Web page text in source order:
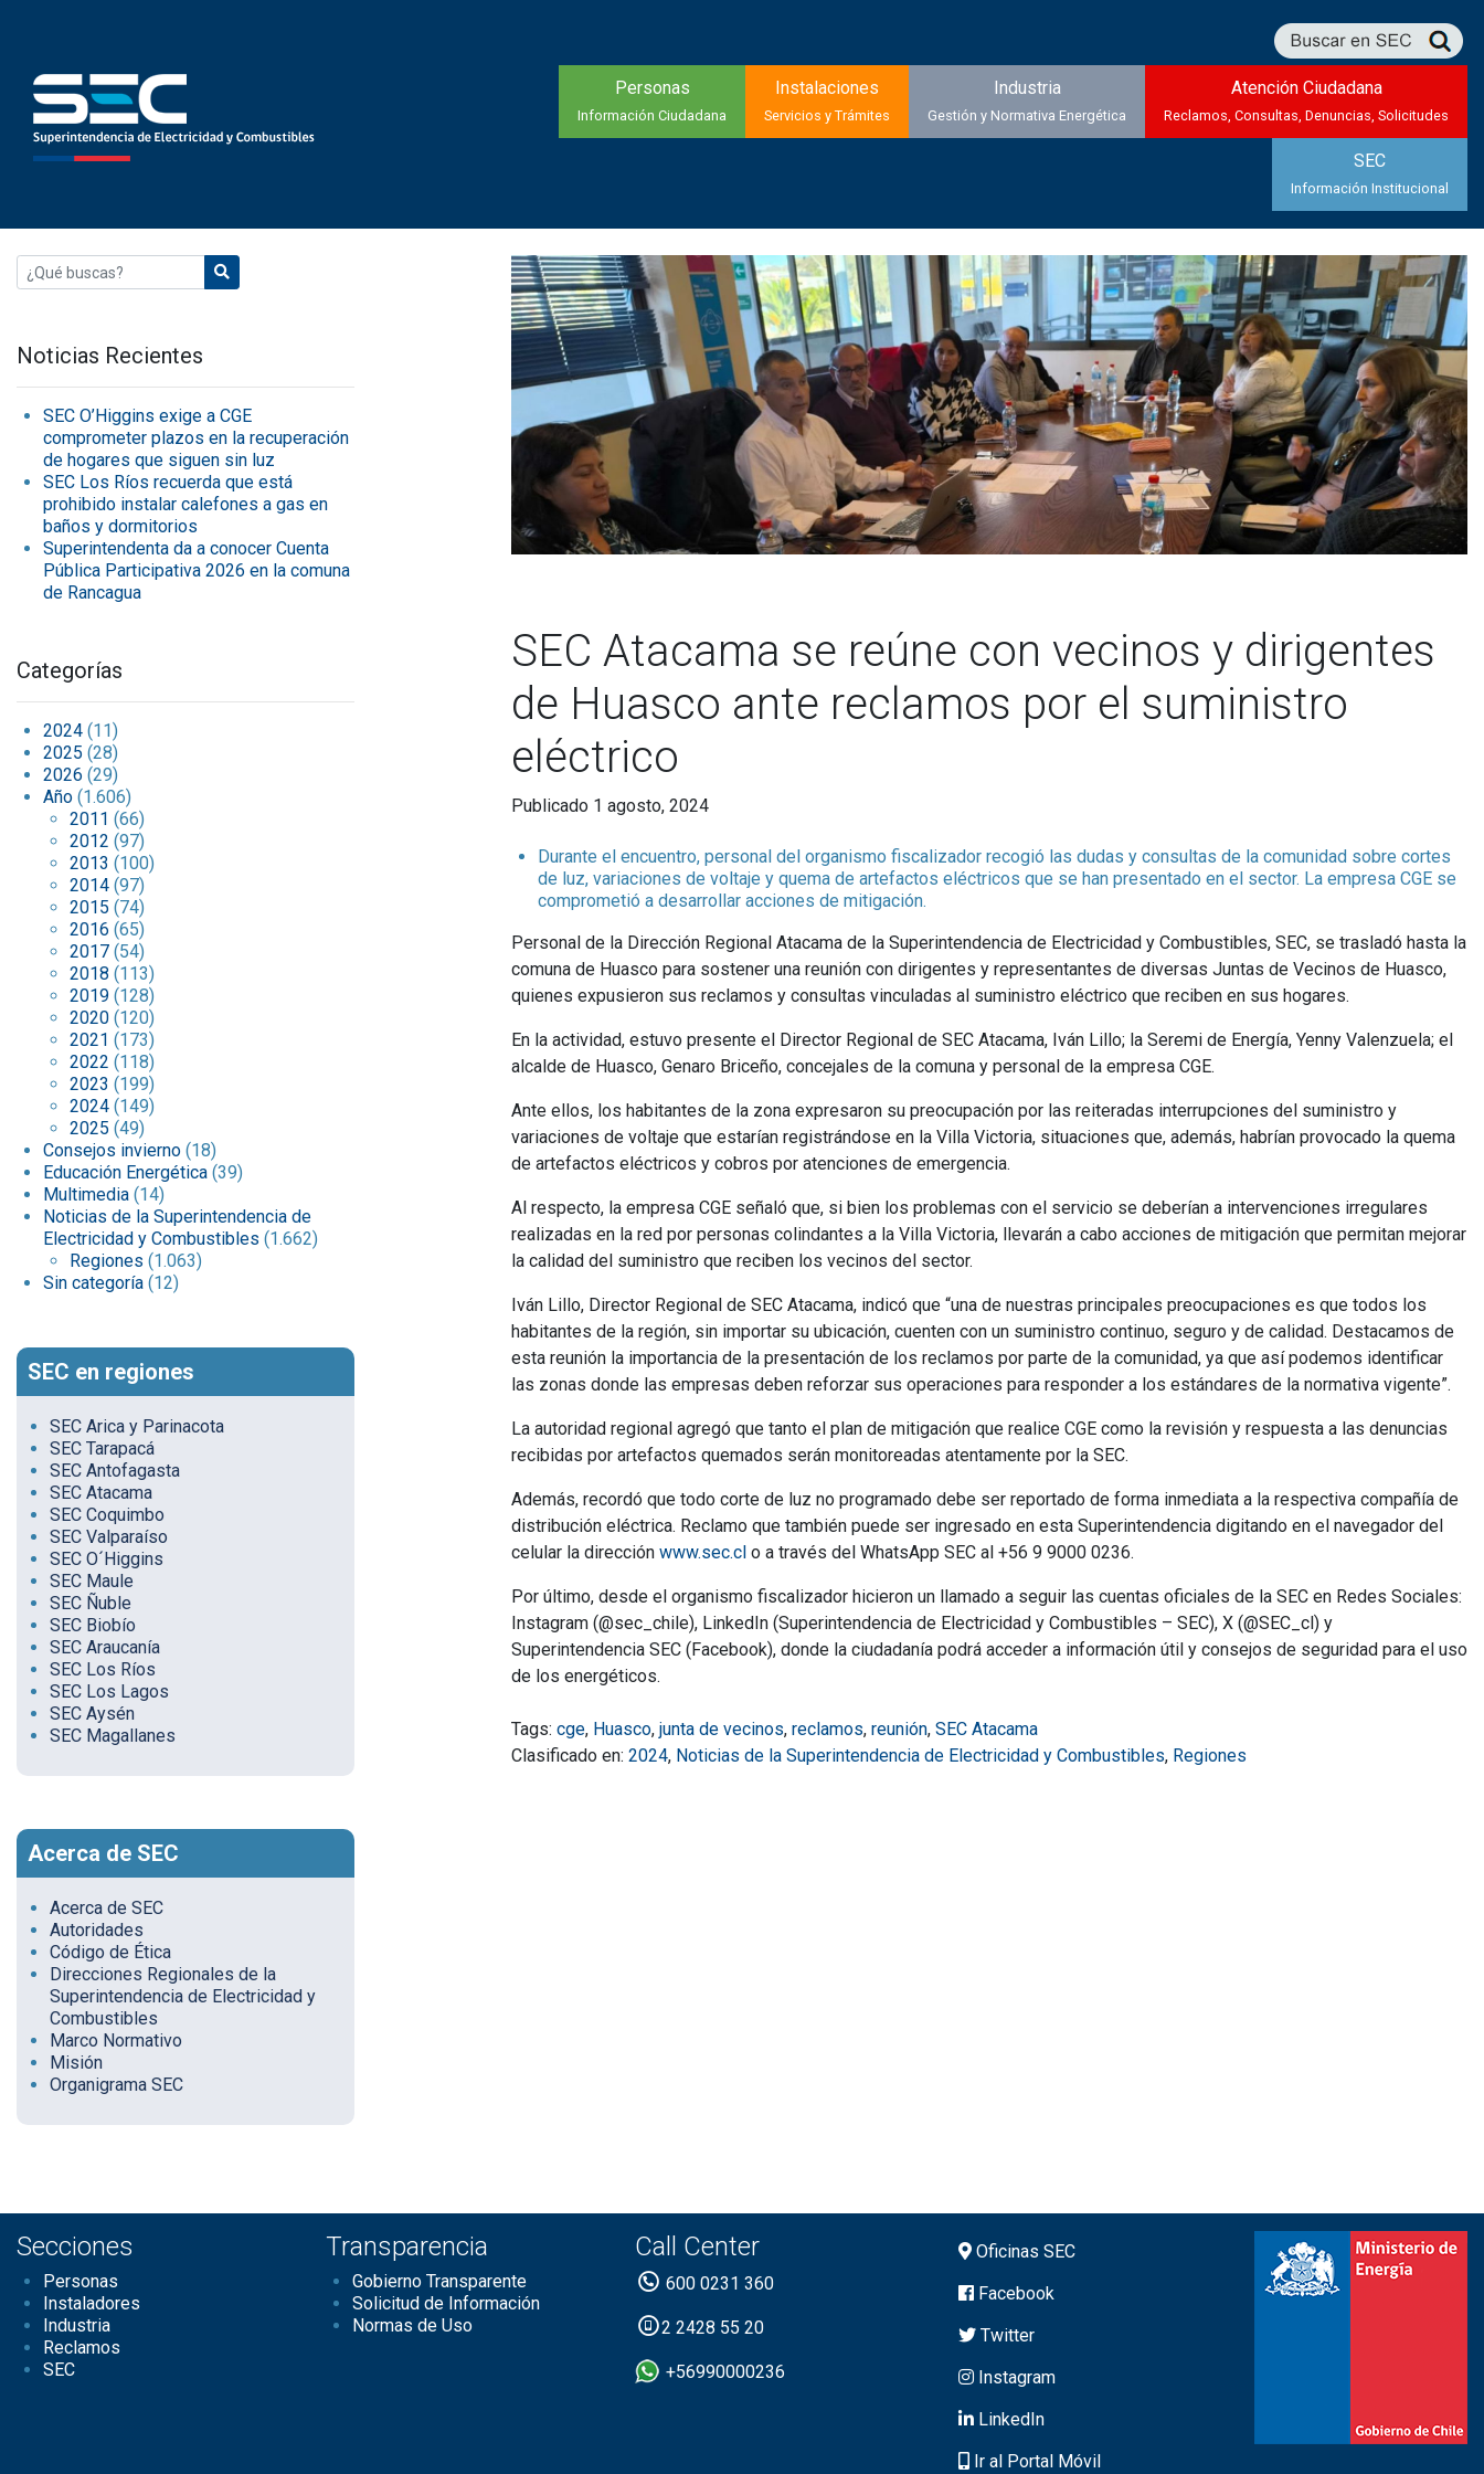
Personas
Información Ciudadana
Instalaciones
Servicios y Trámites
Industria
Gestión y Normativa Energética
Atención Ciudadana
Reclamos, Consultas, Denuncias, Solicitudes
SEC
Información Institucional
Noticias Recientes
SEC O’Higgins exige a CGE
comprometer plazos en la recuperación
de hogares que siguen sin luz
SEC Los Ríos recuerda que está
prohibido instalar calefones a gas en
baños y dormitorios
Superintendenta da a conocer Cuenta
Pública Participativa 2026 en la comuna
de Rancagua
Categorías
2024 (11)
2025 (28)
2026 (29)
Año (1.606)
2011 (66)
2012 (97)
2013 (100)
2014 (97)
2015 (74)
2016 (65)
2017 (54)
2018 (113)
2019 (128)
2020 (120)
2021 (173)
2022 (118)
2023 (199)
2024 (149)
2025 (49)
Consejos invierno (18)
Educación Energética (39)
Multimedia (14)
Noticias de la Superintendencia de
Electricidad y Combustibles (1.662)
Regiones (1.063)
Sin categoría (12)
SEC en regiones
SEC Arica y Parinacota
SEC Tarapacá
SEC Antofagasta
SEC Atacama
SEC Coquimbo
SEC Valparaíso
SEC O´Higgins
SEC Maule
SEC Ñuble
SEC Biobío
SEC Araucanía
SEC Los Ríos
SEC Los Lagos
SEC Aysén
SEC Magallanes
Acerca de SEC
Acerca de SEC
Autoridades
Código de Ética
Direcciones Regionales de la
Superintendencia de Electricidad y
Combustibles
Marco Normativo
Misión
Organigrama SEC
SEC Atacama se reúne con vecinos y dirigentes
de Huasco ante reclamos por el suministro
eléctrico
Publicado 1 agosto, 2024
Durante el encuentro, personal del organismo fiscalizador recogió las dudas y consultas de la comunidad sobre cortes
de luz, variaciones de voltaje y quema de artefactos eléctricos que se han presentado en el sector. La empresa CGE se
comprometió a desarrollar acciones de mitigación.
Personal de la Dirección Regional Atacama de la Superintendencia de Electricidad y Combustibles, SEC, se trasladó hasta la
comuna de Huasco para sostener una reunión con dirigentes y representantes de diversas Juntas de Vecinos de Huasco,
quienes expusieron sus reclamos y consultas vinculadas al suministro eléctrico que reciben en sus hogares.
En la actividad, estuvo presente el Director Regional de SEC Atacama, Iván Lillo; la Seremi de Energía, Yenny Valenzuela; el
alcalde de Huasco, Genaro Briceño, concejales de la comuna y personal de la empresa CGE.
Ante ellos, los habitantes de la zona expresaron su preocupación por las reiteradas interrupciones del suministro y
variaciones de voltaje que estarían registrándose en la Villa Victoria, situaciones que, además, habrían provocado la quema
de artefactos eléctricos y cobros por atenciones de emergencia.
Al respecto, la empresa CGE señaló que, si bien los problemas con el servicio se deberían a intervenciones irregulares
realizadas en la red por personas colindantes a la Villa Victoria, llevarán a cabo acciones de mitigación que permitan mejorar
la calidad del suministro que reciben los vecinos del sector.
Iván Lillo, Director Regional de SEC Atacama, indicó que “una de nuestras principales preocupaciones es que todos los
habitantes de la región, sin importar su ubicación, cuenten con un suministro continuo, seguro y de calidad. Destacamos de
esta reunión la importancia de la presentación de los reclamos por parte de la comunidad, ya que así podemos identificar
las zonas donde las empresas deben reforzar sus operaciones para responder a los estándares de la normativa vigente”.
La autoridad regional agregó que tanto el plan de mitigación que realice CGE como la revisión y respuesta a las denuncias
recibidas por artefactos quemados serán monitoreadas atentamente por la SEC.
Además, recordó que todo corte de luz no programado debe ser reportado de forma inmediata a la respectiva compañía de
distribución eléctrica. Reclamo que también puede ser ingresado en esta Superintendencia digitando en el navegador del
celular la dirección www.sec.cl o a través del WhatsApp SEC al +56 9 9000 0236.
Por último, desde el organismo fiscalizador hicieron un llamado a seguir las cuentas oficiales de la SEC en Redes Sociales:
Instagram (@sec_chile), LinkedIn (Superintendencia de Electricidad y Combustibles – SEC), X (@SEC_cl) y
Superintendencia SEC (Facebook), donde la ciudadanía podrá acceder a información útil y consejos de seguridad para el uso
de los energéticos.
Tags: cge, Huasco, junta de vecinos, reclamos, reunión, SEC Atacama
Clasificado en: 2024, Noticias de la Superintendencia de Electricidad y Combustibles, Regiones
Secciones
Personas
Instaladores
Industria
Reclamos
SEC
Transparencia
Gobierno Transparente
Solicitud de Información
Normas de Uso
Call Center
600 0231 360
2 2428 55 20
+56990000236
Oficinas SEC
Facebook
Twitter
Instagram
LinkedIn
Ir al Portal Móvil